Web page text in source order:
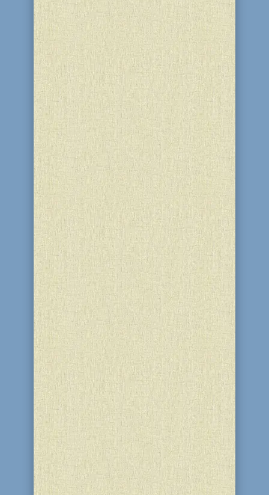
14 апреля в школу "Ор-Авнер"
приехали гости: Инди и Мушка.
Приехали издалека, одна – из
Великобритании, вторая - из США.
Участвуя в проекте, посвященном
Песаху, они посещают еврейские
общины и школы в разных городах и
рассказывают о традициях Песаха.
Каждый год, в...
Члены Днепродзержинской еврейской
общины никогда не остаются в
стороне от массовых городских
мероприятий. Подтверждение этому
мы находим на Днепродзержинском
сайте ДИСК, где размещена большая
статья о Кубке "РУДИ" по плаванию,
одним из организаторов которого
был...